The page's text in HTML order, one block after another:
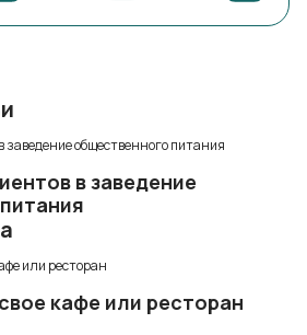
в заведение
кафе или ресторан